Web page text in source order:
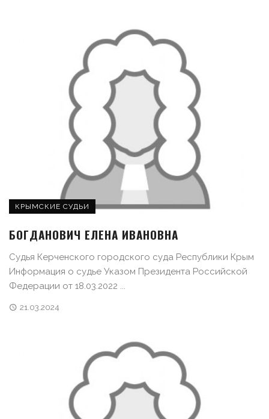
КРЫМСКИЕ СУДЬИ
БОГДАНОВИЧ ЕЛЕНА ИВАНОВНА
Судья Керченского городского суда Республики Крым
Информация о судье Указом Президента Российской
Федерации от 18.03.2022 ...
21.03.2024